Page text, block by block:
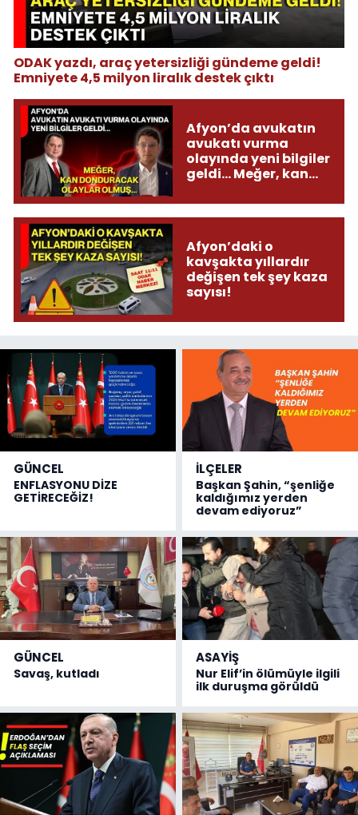
ODAK yazdı, araç yetersizliği gündeme geldi!
Emniyete 4,5 milyon liralık destek çıktı
Afyon’da avukatın
avukatı vurma
olayında yeni bilgiler
geldi... Meğer, kan
olmuş...
Afyon’daki o
kavşakta yıllardır
değişen tek şey kaza
sayısı!
GÜNCEL
ENFLASYONU DİZE
GETİRECEĞİZ!
İLÇELER
Başkan Şahin, “şenliğe
kaldığımız yerden
devam ediyoruz”
GÜNCEL
Savaş, kutladı
ASAYİŞ
Nur Elif’in ölümüyle ilgili
ilk duruşma görüldü